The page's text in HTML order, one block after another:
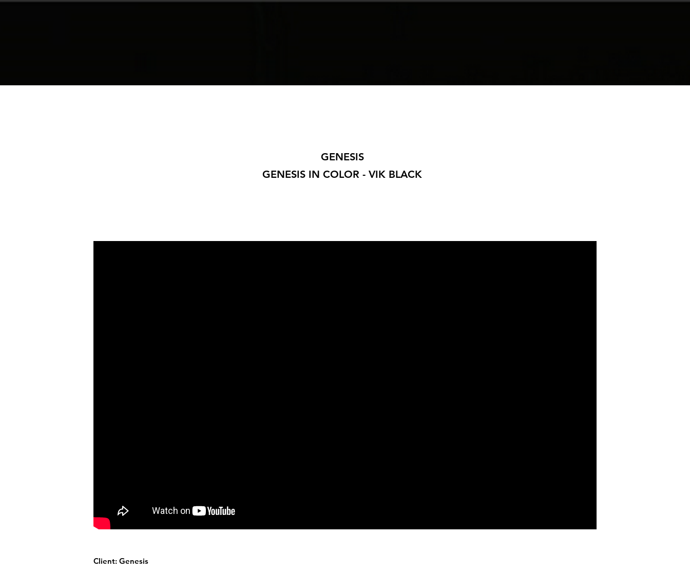
GENESIS
GENESIS IN COLOR - VIK BLACK
Client: Genesis